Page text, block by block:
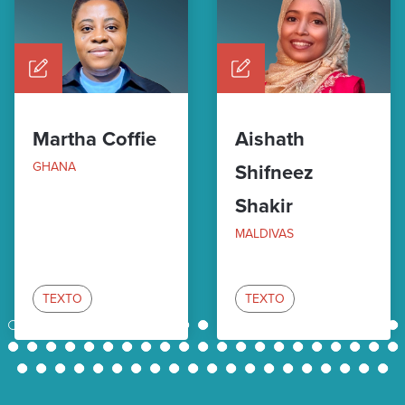
Martha Coffie
GHANA
TEXTO
Aishath
Shifneez
Shakir
MALDIVAS
TEXTO
1 10 11
21
22
23 24 25 26 27 28 29 30 31 32 33 34 35 36 37 38 39 40 41
42
43
44 45 46 47 48 49 50 51 52 53 54 55 56 57 58 59 60 61 62